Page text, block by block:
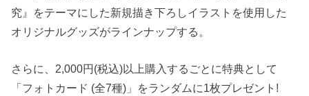
究』をテーマにした新規描き下ろしイラストを使用した
オリジナルグッズがラインナップする。
さらに、2,000円(税込)以上購入するごとに特典として
「フォトカード (全7種)」をランダムに1枚プレゼント!